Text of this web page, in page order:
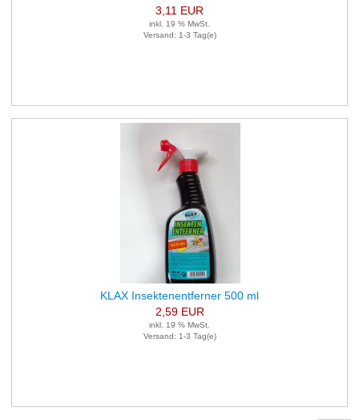
3,11 EUR
inkl. 19 % MwSt.
Versand: 1-3 Tag(e)
KLAX Insektenentferner 500 ml
2,59 EUR
inkl. 19 % MwSt.
Versand: 1-3 Tag(e)